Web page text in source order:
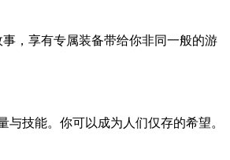
，享有专属装备带给你非同一般的游
技能。你可以成为人们仅存的希望。